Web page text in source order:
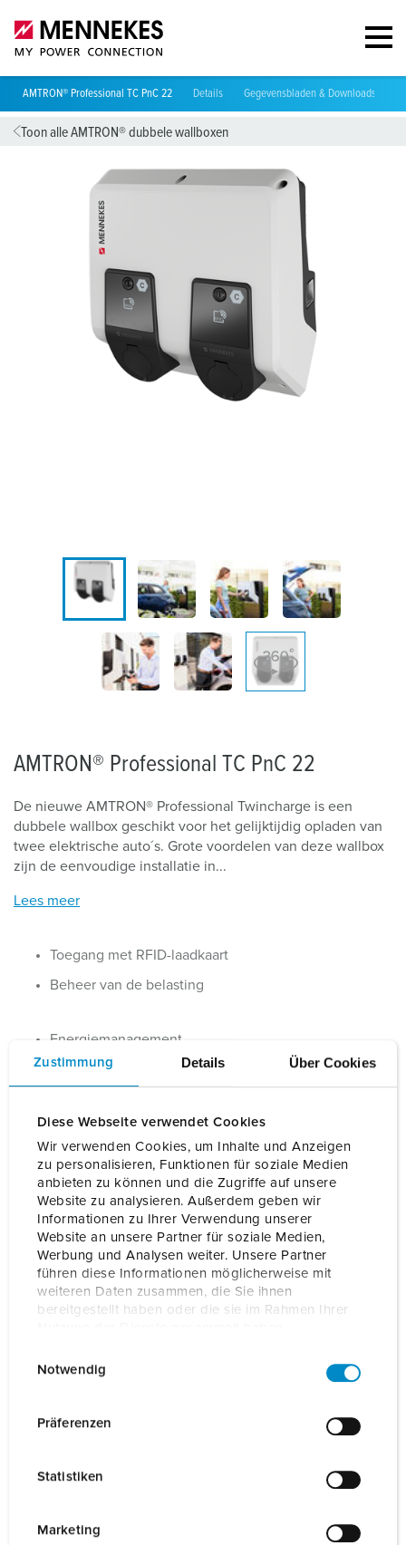
Zustimmung Details Über Cookies
Diese Webseite verwendet Cookies
Wir verwenden Cookies, um Inhalte und Anzeigen
zu personalisieren, Funktionen für soziale Medien
anbieten zu können und die Zugriffe auf unsere
Website zu analysieren. Außerdem geben wir
Informationen zu Ihrer Verwendung unserer
Website an unsere Partner für soziale Medien,
Werbung und Analysen weiter. Unsere Partner
führen diese Informationen möglicherweise mit
weiteren Daten zusammen, die Sie ihnen
bereitgestellt haben oder die sie im Rahmen Ihrer
Notwendig
Präferenzen
Statistiken
Marketing
AMTRON® Professional TC PnC 22 Details Gegevensbladen & Downloads
Toon alle AMTRON® dubbele wallboxen
AMTRON® Professional TC PnC 22
De nieuwe AMTRON® Professional Twincharge is een
dubbele wallbox geschikt voor het gelijktijdig opladen van
twee elektrische auto´s. Grote voordelen van deze wallbox
zijn de eenvoudige installatie in...
Lees meer
Toegang met RFID-laadkaart
Beheer van de belasting
Energiemanagement
Backend
Bestelnummer 151622402 EAN 4015394301660
BLADWIJZERS TOEVOEGEN
Onze producten kunt u in het gedeelte
verlanglijstje/winkelmand in verschillende lijsten beheren.
Mijn lijst (0) TOEVOEGEN
NIEUW LIJST MAKEN
Details
Algemene gegevens
Elektrische gegevens